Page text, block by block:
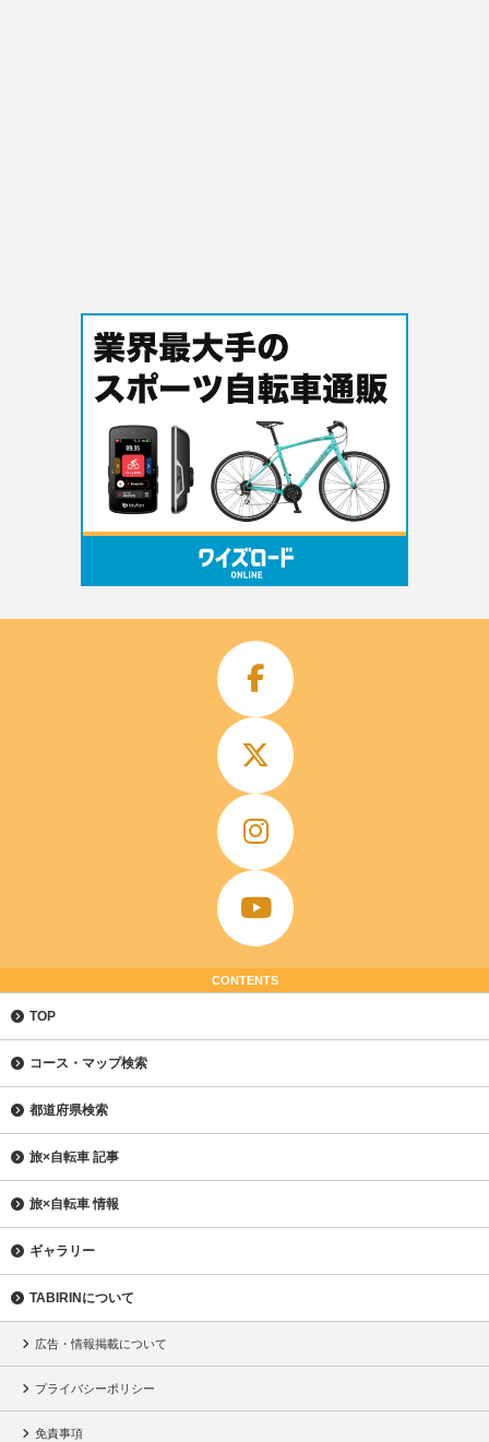
CONTENTS
TOP
コース・マップ検索
都道府県検索
旅×自転車 記事
旅×自転車 情報
ギャラリー
TABIRINについて
広告・情報掲載について
プライバシーポリシー
免責事項